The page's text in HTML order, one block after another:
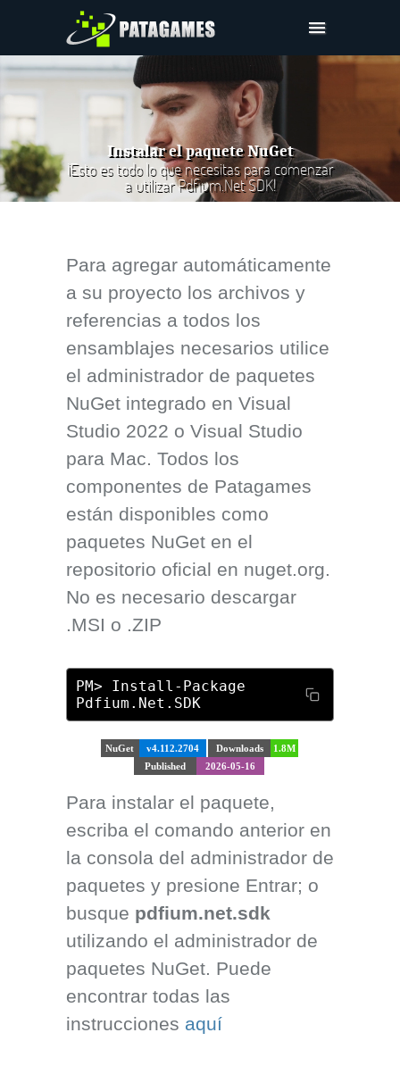
Pdfium.Net SDK
Ayuda
Compras
Descargar
Instalar el paquete NuGet
¡Esto es todo lo que necesitas para comenzar
a utilizar Pdfium.Net SDK!
Para agregar automáticamente
a su proyecto los archivos y
referencias a todos los
ensamblajes necesarios utilice
el administrador de paquetes
NuGet integrado en Visual
Studio 2022 o Visual Studio
para Mac. Todos los
componentes de Patagames
están disponibles como
paquetes NuGet en el
repositorio oficial en nuget.org.
No es necesario descargar
.MSI o .ZIP
PM> Install-Package
Pdfium.Net.SDK
NuGet v4.112.2704 Downloads
1.8M
Published
2026-05-16
Para instalar el paquete,
escriba el comando anterior en
la consola del administrador de
paquetes y presione Entrar; o
busque pdfium.net.sdk
utilizando el administrador de
paquetes NuGet. Puede
encontrar todas las
instrucciones aquí